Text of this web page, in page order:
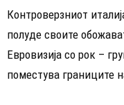
Контроверзниот
полуде своите
Евровизија со рок –
поместува границите